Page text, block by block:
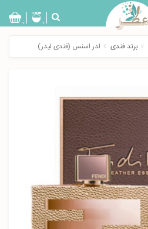
0 0
برند فندی لدر اسنس (فندی لیدر)